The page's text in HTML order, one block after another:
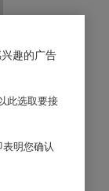
趣的广告
此选取要接
明您确认